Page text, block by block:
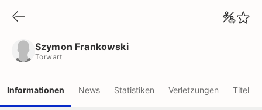
Szymon Frankowski
Torwart
Informationen News Statistiken Verletzungen Titel